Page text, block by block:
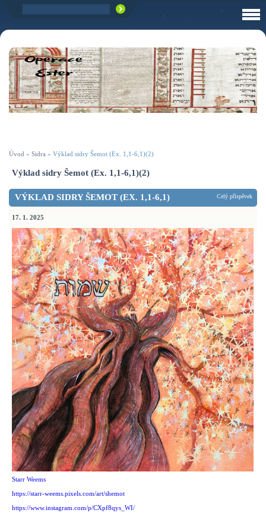
Úvod » Sidra » Výklad sidry Šemot (Ex. 1,1-6,1)(2)
Výklad sidry Šemot (Ex. 1,1-6,1)(2)
VÝKLAD SIDRY ŠEMOT (EX. 1,1-6,1)
17. 1. 2025
Starr Weems
https://starr-weems.pixels.com/art/shemot
https://www.instagram.com/p/CXpf8qys_WI/
Celý příspěvek